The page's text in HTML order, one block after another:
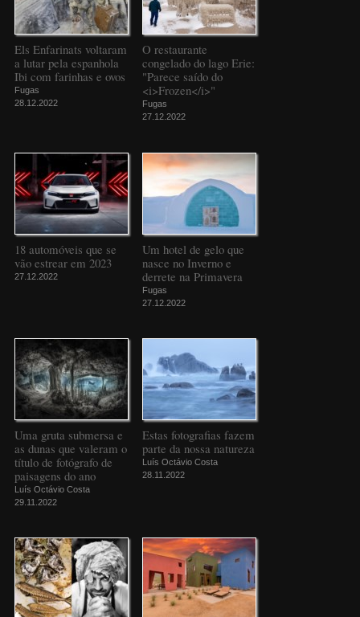
Els Enfarinats voltaram
a lutar pela espanhola
Ibi com farinhas e ovos
Fugas
28.12.2022
O restaurante
congelado do lago Erie:
"Parece saído do
<i>Frozen</i>"
Fugas
27.12.2022
18 automóveis que se
vão estrear em 2023
27.12.2022
Um hotel de gelo que
nasce no Inverno e
derrete na Primavera
Fugas
27.12.2022
Uma gruta submersa e
as dunas que valeram o
título de fotógrafo de
paisagens do ano
Luís Octávio Costa
29.11.2022
Estas fotografias fazem
parte da nossa natureza
Luís Octávio Costa
28.11.2022